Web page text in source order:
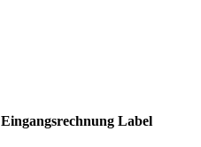
Eingangsrechnung Label